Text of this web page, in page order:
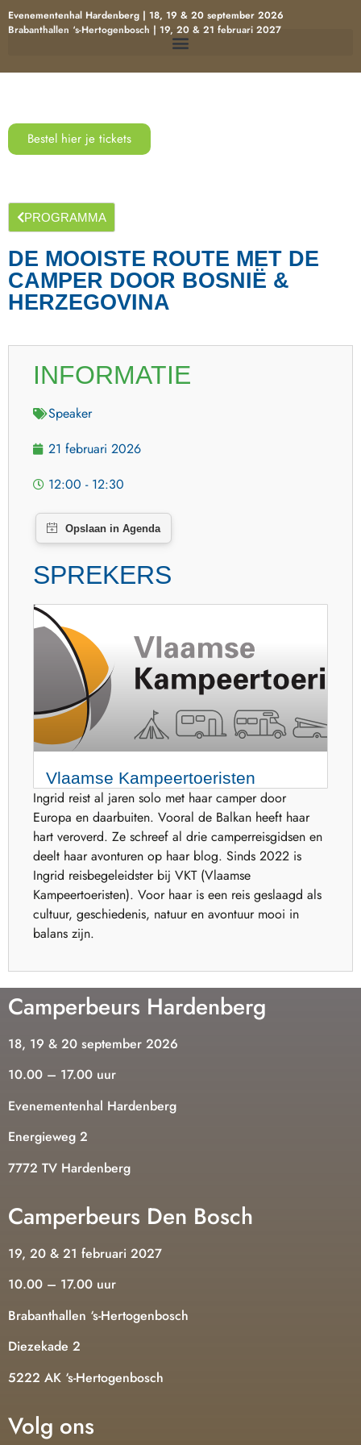
Evenementenhal Hardenberg | 18, 19 & 20 september 2026
Brabanthallen ‘s-Hertogenbosch | 19, 20 & 21 februari 2027
Bestel hier je tickets
PROGRAMMA
DE MOOISTE ROUTE MET DE
CAMPER DOOR BOSNIË &
HERZEGOVINA
INFORMATIE
Speaker
21 februari 2026
12:00 - 12:30
SPREKERS
Vlaamse Kampeertoeristen
Ingrid reist al jaren solo met haar camper door
Europa en daarbuiten. Vooral de Balkan heeft haar
hart veroverd. Ze schreef al drie camperreisgidsen en
deelt haar avonturen op haar blog. Sinds 2022 is
Ingrid reisbegeleidster bij VKT (Vlaamse
Kampeertoeristen). Voor haar is een reis geslaagd als
cultuur, geschiedenis, natuur en avontuur mooi in
balans zijn.
Camperbeurs Hardenberg
18, 19 & 20 september 2026
10.00 – 17.00 uur
Evenementenhal Hardenberg
Energieweg 2
7772 TV Hardenberg
Camperbeurs Den Bosch
19, 20 & 21 februari 2027
10.00 – 17.00 uur
Brabanthallen ‘s-Hertogenbosch
Diezekade 2
5222 AK ‘s-Hertogenbosch
Volg ons